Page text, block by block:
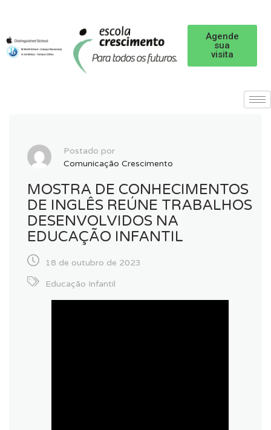
Agende
sua
visita
Postado por
Comunicação Crescimento
MOSTRA DE CONHECIMENTOS
DE INGLÊS REÚNE TRABALHOS
DESENVOLVIDOS NA
EDUCAÇÃO INFANTIL
18 de outubro de 2023
Educação Infantil